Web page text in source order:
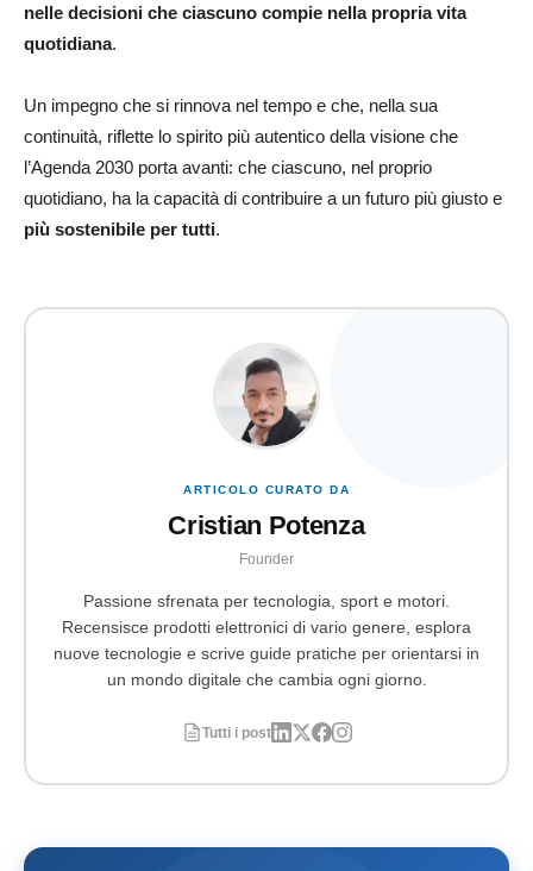
nelle decisioni che ciascuno compie nella propria vita
quotidiana.
Un impegno che si rinnova nel tempo e che, nella sua
continuità, riflette lo spirito più autentico della visione che
l’Agenda 2030 porta avanti: che ciascuno, nel proprio
quotidiano, ha la capacità di contribuire a un futuro più giusto e
più sostenibile per tutti.
ARTICOLO CURATO DA
Cristian Potenza
Founder
Passione sfrenata per tecnologia, sport e motori.
Recensisce prodotti elettronici di vario genere, esplora
nuove tecnologie e scrive guide pratiche per orientarsi in
un mondo digitale che cambia ogni giorno.
Tutti i post